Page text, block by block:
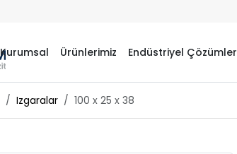
Kurumsal Ürünlerimiz Endüstriyel Çözümler
Izgaralar 100 x 25 x 38